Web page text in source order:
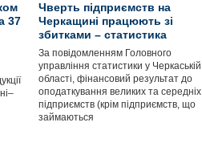
37
Чверть підприємств на
Черкащині працюють зі
збитками – статистика
За повідомленням Головного
управління статистики у Черкаській
області, фінансовий результат до
оподаткування великих та середніх
підприємств (крім підприємств, що
займаються